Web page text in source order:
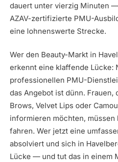
dauert unter vierzig Minuten
AZAV-zertifizierte PMU-
eine lohnenswerte Strecke.
Wer den Beauty-Markt in
erkennt eine klaffende Lücke:
professionellen PMU-
das Angebot ist dünn. Frauen,
Brows, Velvet Lips oder
informieren möchten, müssen
fahren. Wer jetzt eine
absolviert und sich in
Lücke — und tut das in einem